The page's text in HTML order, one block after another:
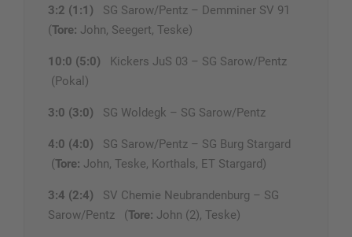
3:2 (1:1) SG Sarow/Pentz – Demminer SV 91
(Tore: John, Seegert, Teske)
10:0 (5:0) Kickers JuS 03 – SG Sarow/Pentz
(Pokal)
3:0 (3:0) SG Woldegk – SG Sarow/Pentz
4:0 (4:0)
SG Sarow/Pentz – SG Burg Stargard
(Tore: John, Teske, Korthals, ET Stargard)
3:4 (2:4) SV Chemie Neubrandenburg – SG
Sarow/Pentz (Tore: John (2), Teske)